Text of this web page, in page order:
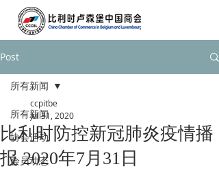
Post
所有新闻
协会活动
会员动态
所有新闻
比利时防控新冠肺炎疫情播
报 2020年7月31日
ccpitbe
Jul 31, 2020